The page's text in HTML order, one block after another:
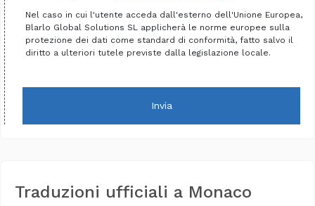
Nel caso in cui l'utente acceda dall'esterno dell'Unione Europea,
Blarlo Global Solutions SL applicherà le norme europee sulla
protezione dei dati come standard di conformità, fatto salvo il
diritto a ulteriori tutele previste dalla legislazione locale.
Invia
Traduzioni ufficiali a Monaco